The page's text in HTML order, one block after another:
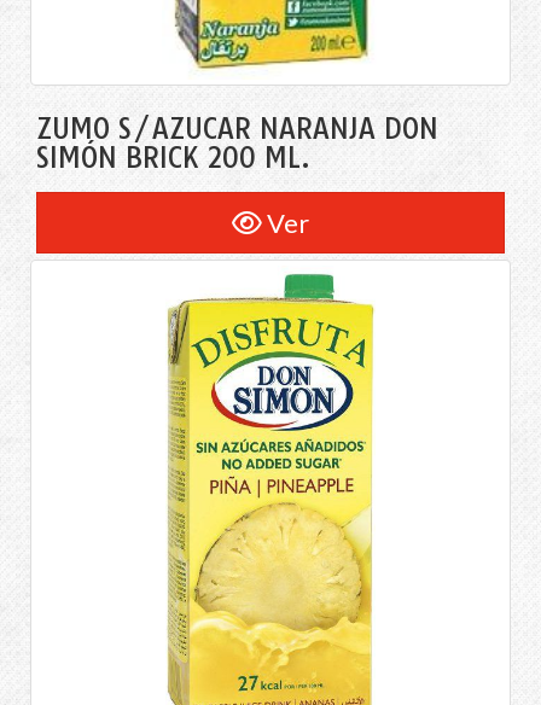
ZUMO S/AZÚCAR NARANJA DON
SIMÓN BRICK 200 ML.
Ver